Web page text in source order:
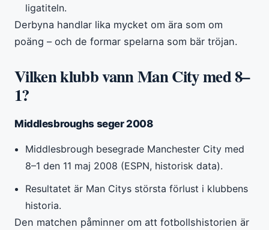
ligatiteln.
Derbyna handlar lika mycket om ära som om
poäng – och de formar spelarna som bär tröjan.
Vilken klubb vann Man City med 8–
1?
Middlesbroughs seger 2008
Middlesbrough besegrade Manchester City med
8–1 den 11 maj 2008 (ESPN, historisk data).
Resultatet är Man Citys största förlust i klubbens
historia.
Den matchen påminner om att fotbollshistorien är